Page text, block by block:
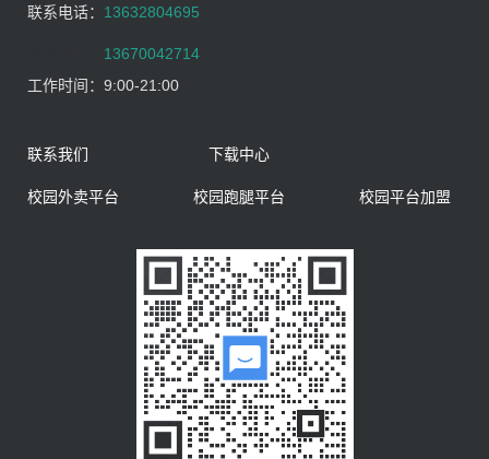
联系电话： 13632804695
13670042714
工作时间： 9:00-21:00
联系我们 下载中心
校园外卖平台 校园跑腿平台 校园平台加盟